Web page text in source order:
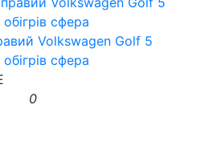
Volkswagen Golf 5
сфера
0